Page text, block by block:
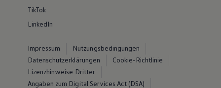
TikTok
LinkedIn
Impressum
Nutzungsbedingungen
Datenschutzerklärungen
Cookie-Richtlinie
Lizenzhinweise Dritter
Angaben zum Digital Services Act (DSA)